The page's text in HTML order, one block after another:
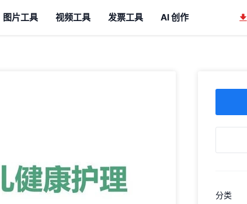
图片工具 视频工具 发票工具 AI 创作
分类